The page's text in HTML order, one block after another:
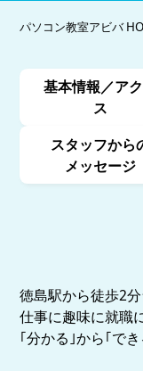
パソコン教室アビバ
基本情報／ア
ス
スタッフから
メッセージ
徳島駅から徒歩2
仕事に趣味に就職
｢分かる｣から｢で